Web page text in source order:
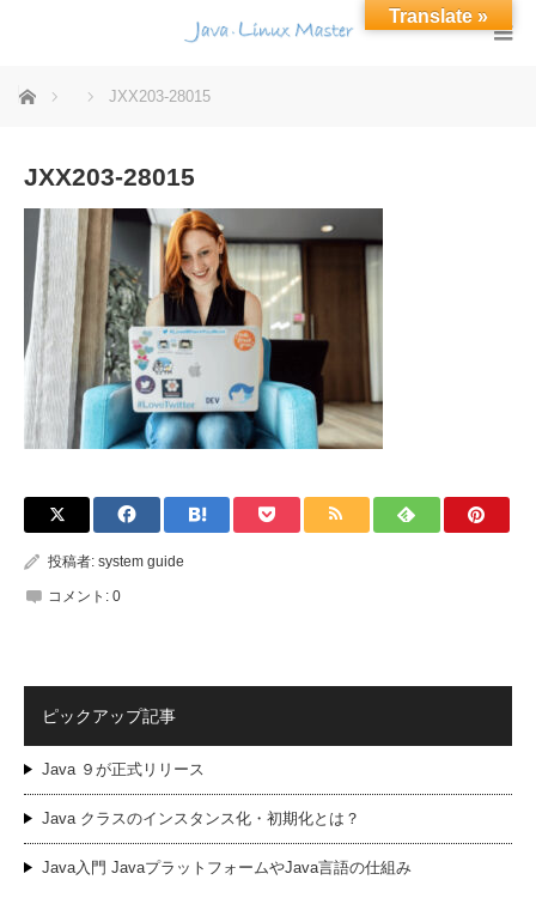
ホーム JXX203-28015
JXX203-28015
投稿者: system guide
コメント: 0
ピックアップ記事
Java ９が正式リリース
Java クラスのインスタンス化・初期化とは？
Java入門 JavaプラットフォームやJava言語の仕組み
Translate »